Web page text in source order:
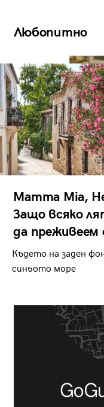
Любопитно
Mamma Mia,
Защо всяко
да преживеем
Където на заден
синьото море